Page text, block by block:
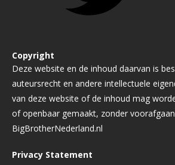
Copyright
Deze website en de inhoud daarvan is
auteursrecht en andere intellectuele
van deze website of de inhoud mag
of openbaar gemaakt, zonder
BigBrotherNederland.nl
Privacy Statement